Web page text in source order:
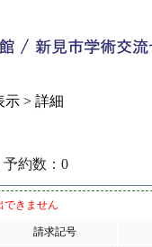
示 > 詳細
予約数： 0
きません
請求記号